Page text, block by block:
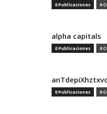
0 Publicaciones 0
alpha capitals
0 Publicaciones 0
0 Publicaciones 0